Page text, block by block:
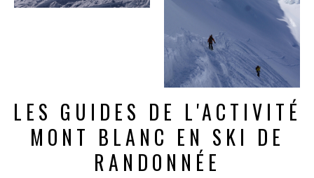
LES GUIDES DE L'ACTIVITÉ
MONT BLANC EN SKI DE
RANDONNÉE